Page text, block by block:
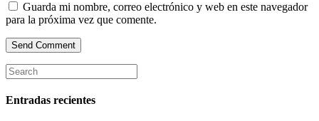
Guarda mi nombre, correo electrónico y web en este navegador
para la próxima vez que comente.
Entradas recientes